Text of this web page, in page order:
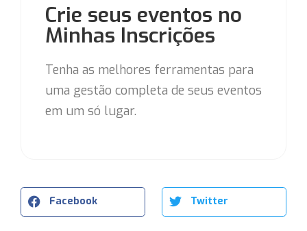
Crie seus eventos no
Minhas Inscrições
Tenha as melhores ferramentas para
uma gestão completa de seus eventos
em um só lugar.
Facebook Twitter